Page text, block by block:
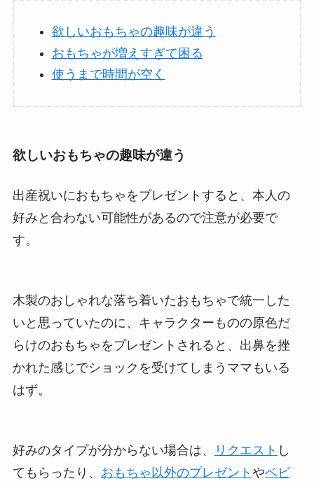
欲しいおもちゃの趣味が違う
おもちゃが増えすぎて困る
使うまで時間が空く
欲しいおもちゃの趣味が違う
出産祝いにおもちゃをプレゼントすると、本人の
好みと合わない可能性があるので注意が必要で
す。
木製のおしゃれな落ち着いたおもちゃで統一した
いと思っていたのに、キャラクターものの原色だ
らけのおもちゃをプレゼントされると、出鼻を挫
かれた感じでショックを受けてしまうママもいる
はず。
好みのタイプが分からない場合は、 リクエスト し
てもらったり、 おもちゃ以外のプレゼント やベビ